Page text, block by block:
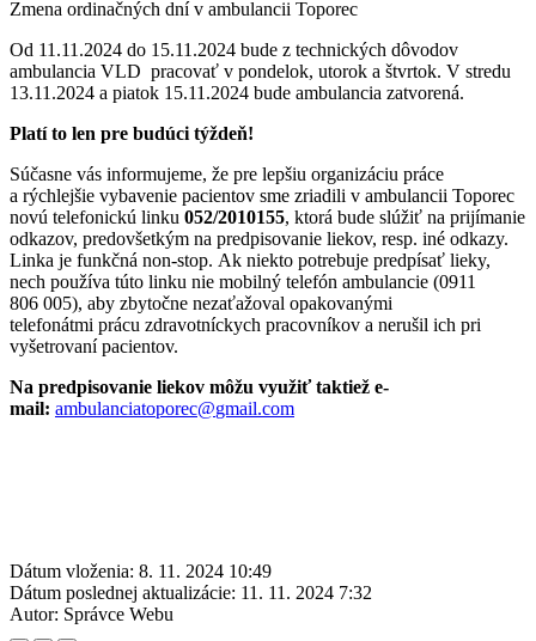
Zmena ordinačných dní v ambulancii Toporec
Od 11.11.2024 do 15.11.2024 bude z technických dôvodov
ambulancia VLD pracovať v pondelok, utorok a štvrtok. V stredu
13.11.2024 a piatok 15.11.2024 bude ambulancia zatvorená.
Platí to len pre budúci týždeň!
Súčasne vás informujeme, že pre lepšiu organizáciu práce
a rýchlejšie vybavenie pacientov sme zriadili v ambulancii Toporec
novú telefonickú linku 052/2010155, ktorá bude slúžiť na prijímanie
odkazov, predovšetkým na predpisovanie liekov, resp. iné odkazy.
Linka je funkčná non-stop. Ak niekto potrebuje predpísať lieky,
nech používa túto linku nie mobilný telefón ambulancie (0911
806 005), aby zbytočne nezaťažoval opakovanými
telefonátmi prácu zdravotníckych pracovníkov a nerušil ich pri
vyšetrovaní pacientov.
Na predpisovanie liekov môžu využiť taktiež e-
mail: ambulanciatoporec@gmail.com
Dátum vloženia: 8. 11. 2024 10:49
Dátum poslednej aktualizácie: 11. 11. 2024 7:32
Autor: Správce Webu